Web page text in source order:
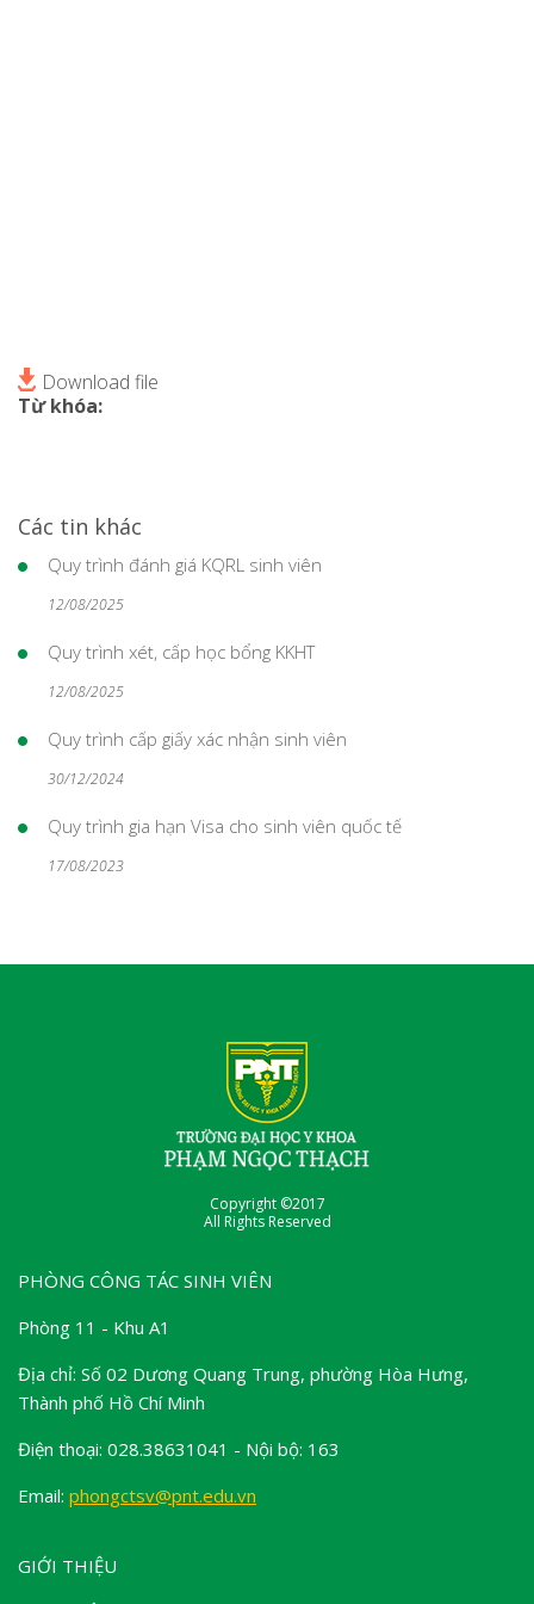
Download file
Từ khóa:
Các tin khác
Quy trình đánh giá KQRL sinh viên
12/08/2025
Quy trình xét, cấp học bổng KKHT
12/08/2025
Quy trình cấp giấy xác nhận sinh viên
30/12/2024
Quy trình gia hạn Visa cho sinh viên quốc tế
17/08/2023
Copyright ©2017
All Rights Reserved
PHÒNG CÔNG TÁC SINH VIÊN
Phòng 11 - Khu A1
Địa chỉ: Số 02 Dương Quang Trung, phường Hòa Hưng,
Thành phố Hồ Chí Minh
Điện thoại: 028.38631041 - Nội bộ: 163
Email: phongctsv@pnt.edu.vn
GIỚI THIỆU